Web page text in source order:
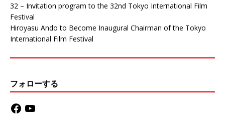
32 – Invitation program to the 32nd Tokyo International Film
Festival
Hiroyasu Ando to Become Inaugural Chairman of the Tokyo
International Film Festival
フォローする